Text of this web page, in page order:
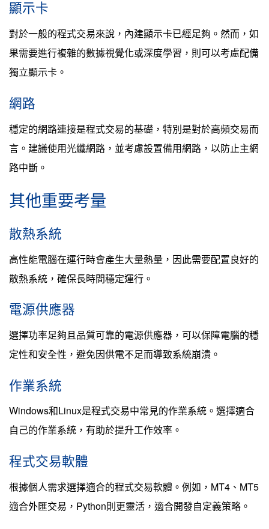
顯示卡
對於一般的程式交易來說，內建顯示卡已經足夠。然而，如
果需要進行複雜的數據視覺化或深度學習，則可以考慮配備
獨立顯示卡。
網路
穩定的網路連接是程式交易的基礎，特別是對於高頻交易而
言。建議使用光纖網路，並考慮設置備用網路，以防止主網
路中斷。
其他重要考量
散熱系統
高性能電腦在運行時會產生大量熱量，因此需要配置良好的
散熱系統，確保長時間穩定運行。
電源供應器
選擇功率足夠且品質可靠的電源供應器，可以保障電腦的穩
定性和安全性，避免因供電不足而導致系統崩潰。
作業系統
Windows和Linux是程式交易中常見的作業系統。選擇適合
自己的作業系統，有助於提升工作效率。
程式交易軟體
根據個人需求選擇適合的程式交易軟體。例如，MT4、MT5
適合外匯交易，Python則更靈活，適合開發自定義策略。